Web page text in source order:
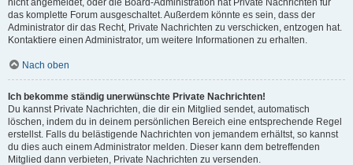
nicht angemeldet, oder die Board-Administration hat Private Nachrichten für
das komplette Forum ausgeschaltet. Außerdem könnte es sein, dass der
Administrator dir das Recht, Private Nachrichten zu verschicken, entzogen hat.
Kontaktiere einen Administrator, um weitere Informationen zu erhalten.
Nach oben
Ich bekomme ständig unerwünschte Private Nachrichten!
Du kannst Private Nachrichten, die dir ein Mitglied sendet, automatisch
löschen, indem du in deinem persönlichen Bereich eine entsprechende Regel
erstellst. Falls du belästigende Nachrichten von jemandem erhältst, so kannst
du dies auch einem Administrator melden. Dieser kann dem betreffenden
Mitglied dann verbieten, Private Nachrichten zu versenden.